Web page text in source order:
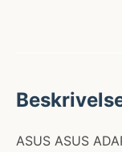
ASUS ASUS